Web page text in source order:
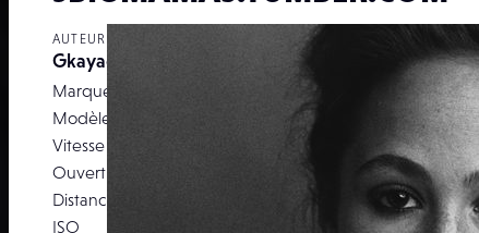
AUTEUR
Gkayacan
Marque
Canon
Modèle
Canon EOS 7D
Vitesse d’obturation
1/160
Ouverture
f/5
Distance focale
50 mm
ISO
100